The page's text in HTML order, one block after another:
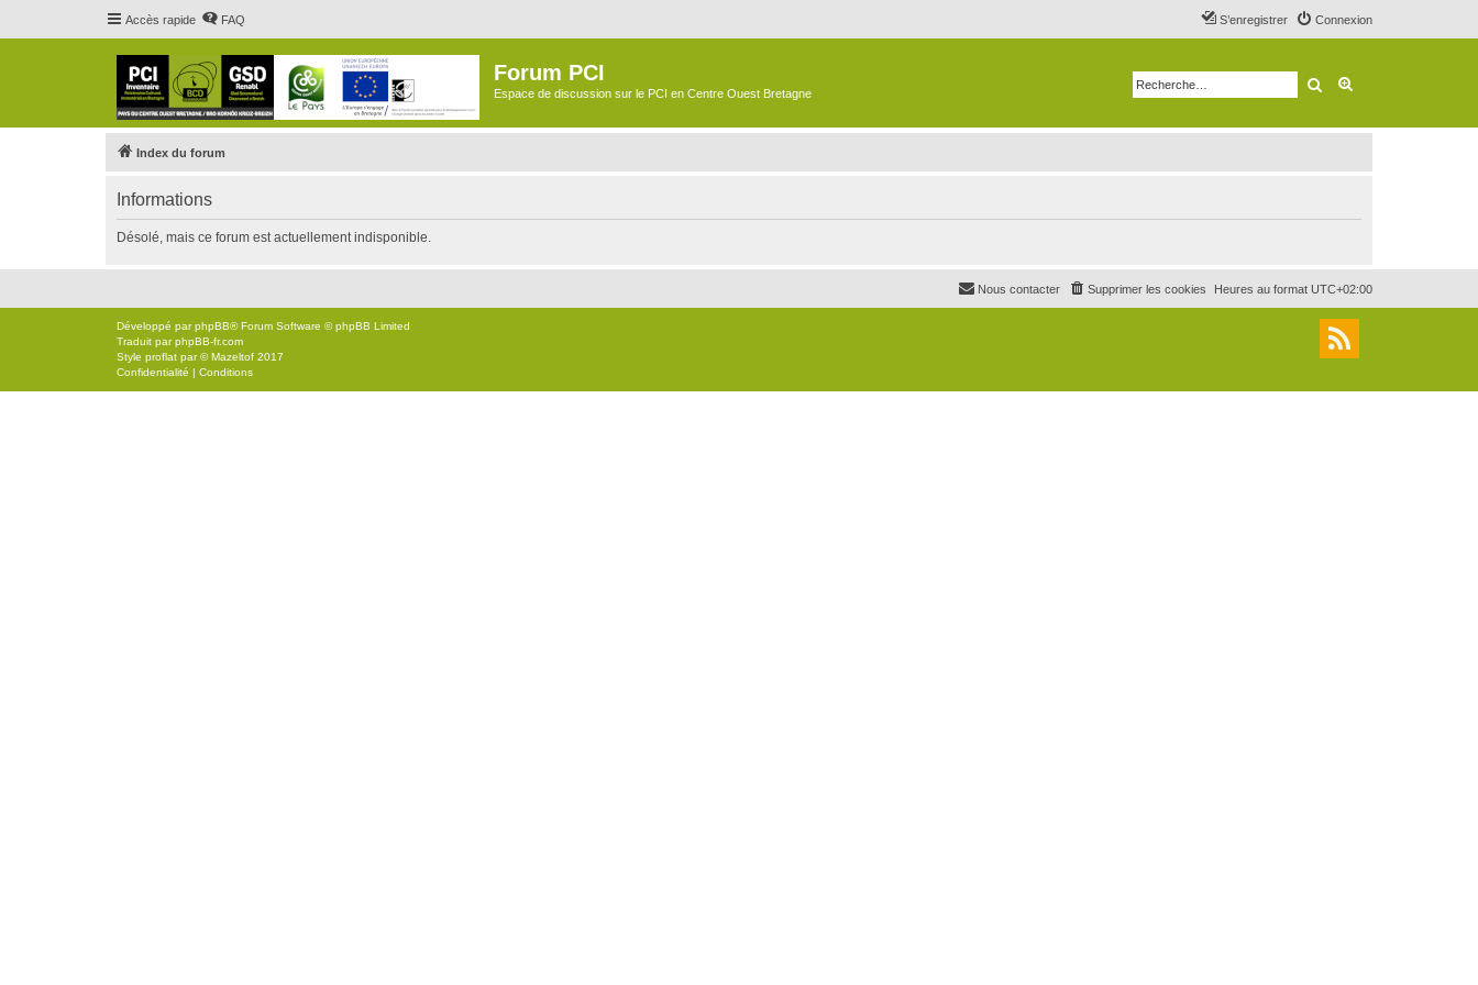
Accès rapide FAQ Connexion
S’enregistrer
Forum PCI
Espace de discussion sur le PCI en Centre Ouest Bretagne Rechercher
Index du forum
Informations
Désolé, mais ce forum est actuellement indisponible.
Heures au format UTC+02:00
Supprimer les cookies
Nous contacter
Développé parphpBB® Forum Software © phpBB Limited
Traduit parphpBB-fr.com
Style proflat par ©Mazeltof 2017
Confidentialité | Conditions